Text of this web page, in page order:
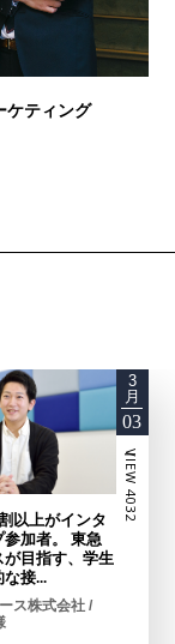
ケティング
以上がインタ
参加者。 東急
が目指す、学生
な接...
ス株式会社 /
3
月
03
ーVIEW 4032